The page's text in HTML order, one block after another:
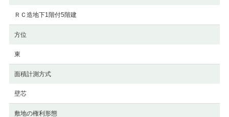
ＲＣ造地下1階付5階建
方位
東
面積計測方式
壁芯
敷地の権利形態